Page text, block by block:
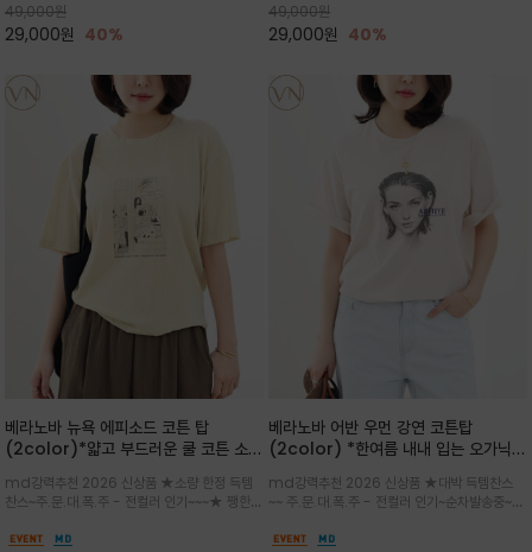
좋은 컬러웨이와 디자인입니다^^
49,000원
29,000원 40%
럽고 유연한 코튼 소재로 편안
49,000원
29,000원 40%
베라노바 뉴욕 에피소드 코튼 탑
(2color)*얇고 부드러운 쿨 코튼 소재
고 자연스러운 멋이 있는 핏으로 여름내
내 편하고 감각적으로 입으세요
md강력추천 2026 신상품 ★소량 한정 득템
찬스~주.문.대.폭.주 - 전컬러 인기~~~★ 쨍한듯
내추럴한 컬러감이 매력적인 티셔츠/여유로운
베라노바 어반 우먼 강연 코튼탑
(2color) *한여름 내내 입는 오가닉
워크 (Line Work) & 스케치/감각적
인 아트워크 프린트가 시선을 끄는 루즈
핏 강연티셔츠
md강력추천 2026 신상품 ★대박 득템찬스
~~ 주.문.대.폭.주 - 전컬러 인기~순차발송중~★
한 착용감을 선사하며, 자연스럽게 떨어지는 실루